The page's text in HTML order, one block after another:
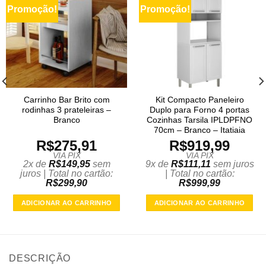
Promoção!
Carrinho Bar Brito com
rodinhas 3 prateleiras –
Branco
R$275,91
VIA PIX
2x de R$149,95sem
juros | Total no cartão:
R$299,90
ADICIONAR AO CARRINHO
Promoção!
Kit Compacto Paneleiro
Duplo para Forno 4 portas
Cozinhas Tarsila IPLDPFNO
70cm – Branco – Itatiaia
R$919,99
VIA PIX
9x de R$111,11 sem juros
| Total no cartão:
R$999,99
ADICIONAR AO CARRINHO
DESCRIÇÃO